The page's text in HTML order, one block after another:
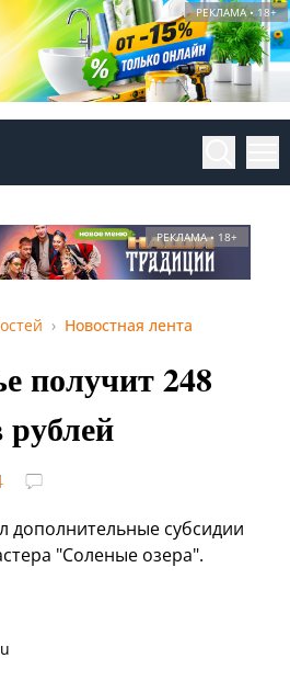
РЕКЛАМА • 18+
РЕКЛАМА • 18+
Новостная лента
получит 248
дополнительные субсидии
"Соленые озера".